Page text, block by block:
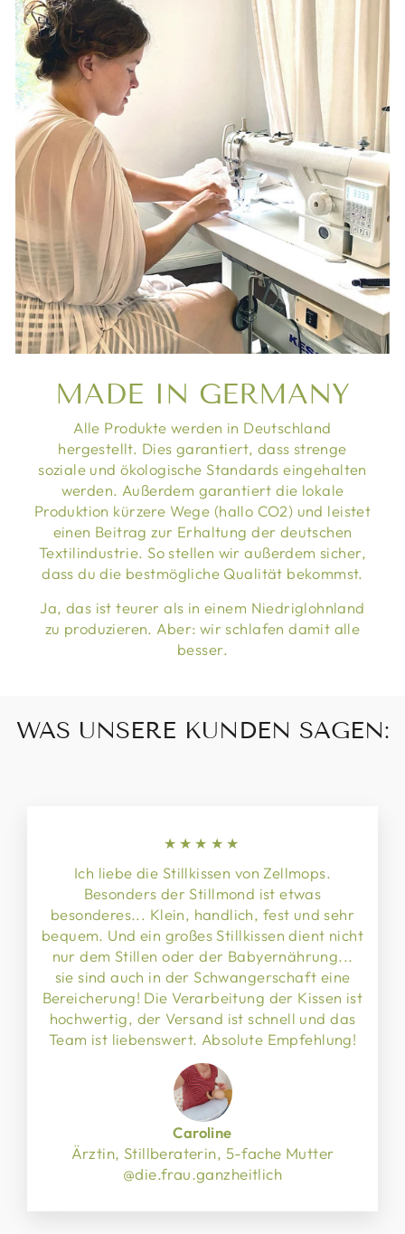
MADE IN GERMANY
Alle Produkte werden in Deutschland
hergestellt. Dies garantiert, dass strenge
soziale und ökologische Standards eingehalten
werden. Außerdem garantiert die lokale
Produktion kürzere Wege (hallo CO2) und leistet
einen Beitrag zur Erhaltung der deutschen
Textilindustrie. So stellen wir außerdem sicher,
dass du die bestmögliche Qualität bekommst.
Ja, das ist teurer als in einem Niedriglohnland
zu produzieren. Aber: wir schlafen damit alle
besser.
WAS UNSERE KUNDEN SAGEN:
★★★★★
Ich liebe die Stillkissen von Zellmops.
Besonders der Stillmond ist etwas
besonderes... Klein, handlich, fest und sehr
bequem. Und ein großes Stillkissen dient nicht
nur dem Stillen oder der Babyernährung...
sie sind auch in der Schwangerschaft eine
Bereicherung! Die Verarbeitung der Kissen ist
hochwertig, der Versand ist schnell und das
Team ist liebenswert. Absolute Empfehlung!
Caroline
Ärztin, Stillberaterin, 5-fache Mutter
@die.frau.ganzheitlich